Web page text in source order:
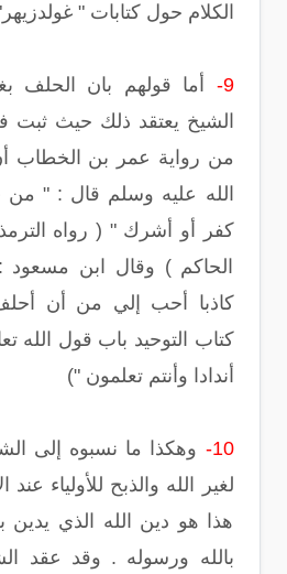
الكلام حول كتابات " غولدزيهر"
9-
أما قولهم بان الحلف
الشيخ يعتقد ذلك حيث ثبت
من رواية عمر بن الخطاب
الله عليه وسلم قال : " من
كفر أو أشرك " ( رواه
الحاكم ) وقال ابن مسعود
كاذبا أحب إلي من أن
كتاب التوحيد باب قول الله
أندادا وأنتم تعلمون ")
10-
وهكذا ما نسبوه إلى
لغير الله والذبح للأولياء
هذا هو دين الله الذي
بالله ورسوله . وقد عقد